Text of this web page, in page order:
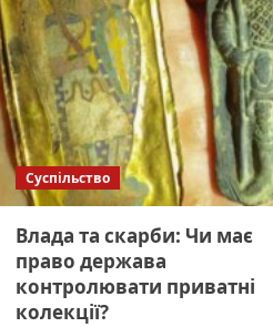
Суспільство
Влада та скарби: Чи має
право держава
контролювати приватні
колекції?